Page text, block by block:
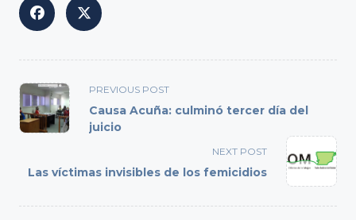
<span
class="nav-
subtitle
reader-
PREVIOUS POST
Causa Acuña: culminó tercer día del
juicio
NEXT POST
Las víctimas invisibles de los femicidios